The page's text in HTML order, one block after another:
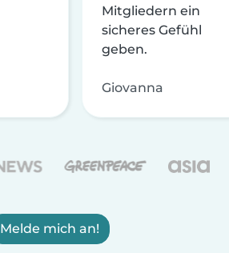
Mitgliedern ein
sicheres Gefühl
geben.
Giovanna
Melde mich an!